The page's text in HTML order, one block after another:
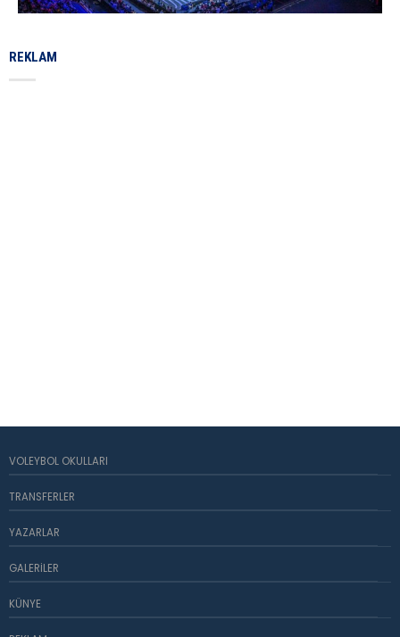
REKLAM
VOLEYBOL OKULLARI
TRANSFERLER
YAZARLAR
GALERILER
KÜNYE